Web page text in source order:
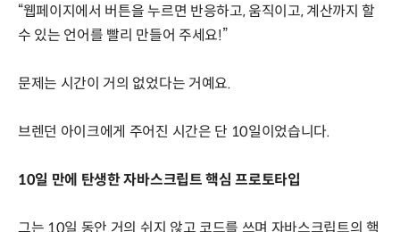
“웹페이지에서 버튼을 누르면 반응하고, 움직이고, 계산까지 할
수 있는 언어를 빨리 만들어 주세요!”
문제는 시간이 거의 없었다는 거예요.
브렌던 아이크에게 주어진 시간은 단 10일이었습니다.
10일 만에 탄생한 자바스크립트 핵심 프로토타입
그는 10일 동안 거의 쉬지 않고 코드를 쓰며 자바스크립트의 핵